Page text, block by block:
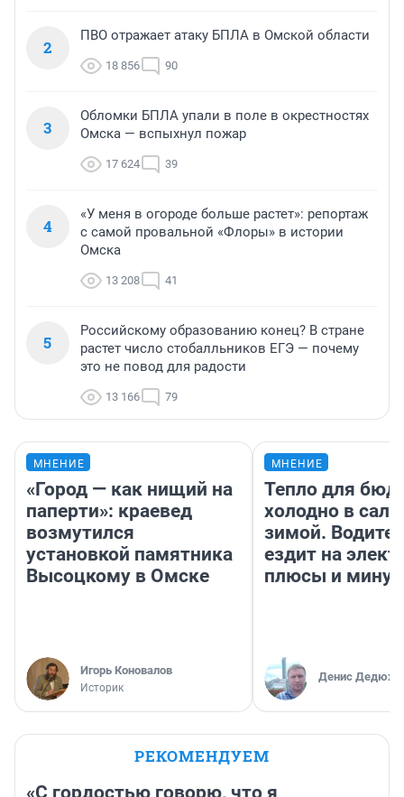
2
ПВО отражает атаку БПЛА в Омской области
18 856 90
3
Обломки БПЛА упали в поле в окрестностях
Омска — вспыхнул пожар
17 624 39
4
«У меня в огороде больше растет»: репортаж
с самой провальной «Флоры» в истории
Омска
13 208 41
5
Российскому образованию конец? В стране
растет число стобалльников ЕГЭ — почему
это не повод для радости
13 166 79
МНЕНИЕ
«Город — как нищий на
паперти»: краевед
возмутился
установкой памятника
Высоцкому в Омске
Игорь Коновалов
Историк
МНЕНИЕ
Тепло для
холодно в
зимой.
ездит на
плюсы и
Денис
РЕКОМЕНДУЕМ
«С гордостью говорю, что я